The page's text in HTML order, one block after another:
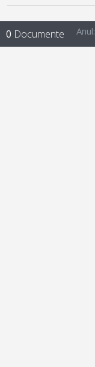
0 Documente Anul: